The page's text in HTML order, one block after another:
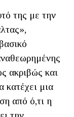
της με την
ακριβώς και
κατέχει μια
από ό,τι η